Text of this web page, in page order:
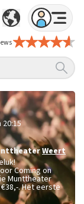
20:15
Weert
Coming on
Munttheater
€38,-. Het eerste